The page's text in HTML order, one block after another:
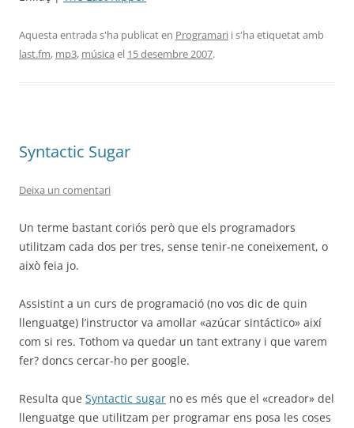
Aquesta entrada s'ha publicat en Programari i s'ha etiquetat amb
last.fm, mp3, música el 15 desembre 2007.
Syntactic Sugar
Deixa un comentari
Un terme bastant coriós però que els programadors
utilitzam cada dos per tres, sense tenir-ne coneixement, o
això feia jo.
Assistint a un curs de programació (no vos dic de quin
llenguatge) l’instructor va amollar «azúcar sintáctico» així
com si res. Tothom va quedar un tant extrany i que varem
fer? doncs cercar-ho per google.
Resulta que Syntactic sugar no es més que el «creador» del
llenguatge que utilitzam per programar ens posa les coses